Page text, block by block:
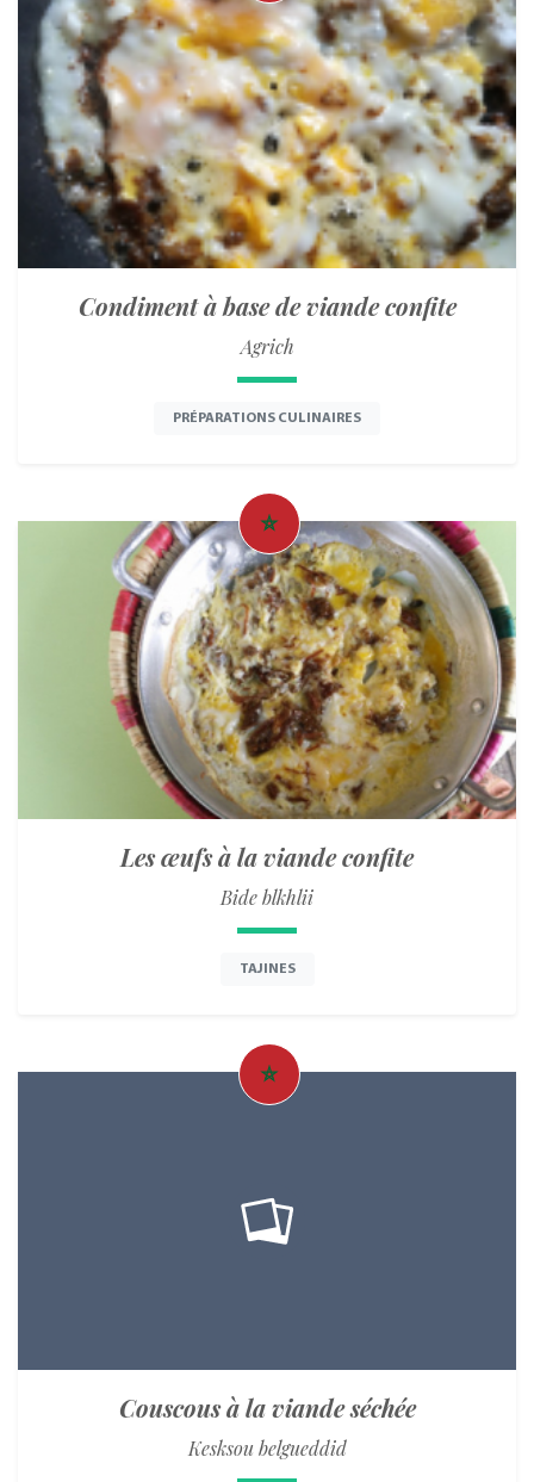
Condiment à base de viande confite
Agrich
PRÉPARATIONS CULINAIRES
Les œufs à la viande confite
Bide blkhlii
TAJINES
Couscous à la viande séchée
Kesksou belgueddid